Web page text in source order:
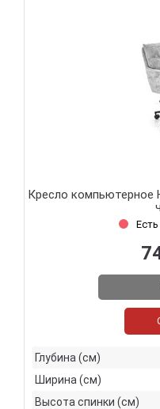
Кресло компьютерное
Глубина (см)
Ширина (см)
Высота спинки (см)